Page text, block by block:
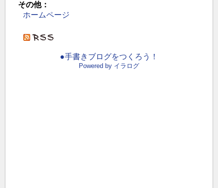
その他：
ホームページ
●手書きブログをつくろう！
Powered by イラログ